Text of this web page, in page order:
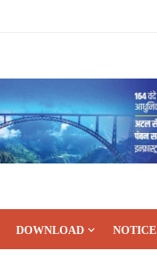
DOWNLOAD NOTICE